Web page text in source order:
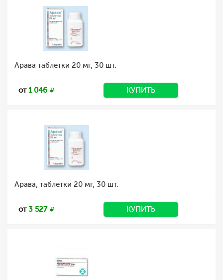
Арава таблетки 20 мг, 30 шт.
от1 046 КУПИТЬ
Арава, таблетки 20 мг, 30 шт.
от3 527 КУПИТЬ